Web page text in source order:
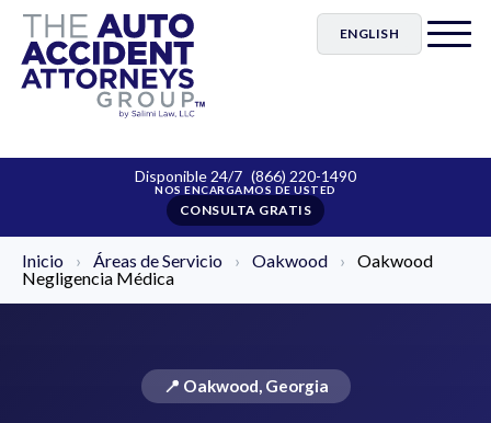
ENGLISH
Disponible 24/7 (866) 220-1490
CONSULTA GRATIS
Inicio › Áreas de Servicio › Oakwood ›
Oakwood
Negligencia Médica
📍 Oakwood, Georgia